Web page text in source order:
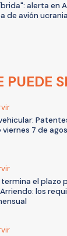
alerta en
de avión
PUEDE
7 de
termina el plazo
los